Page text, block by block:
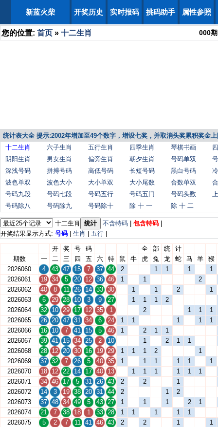
新蓝火柴 开奖历史 实时报码 挑码助手 属性参照
您的位置: 首页 » 十二生肖 000期
统计表大全 提示:2002年增加至49个数字，增设七奖，并取消头奖累积奖金
十二生肖
六子生肖 五行生肖 四季生肖 琴棋书画
阴阳生肖
男女生肖 偏旁生肖 朝夕生肖 号码单双
深浅号码
拼搏号码 高低号码 长短号码 黑白号码
波色单双
波色大小 大小单双 大小尾数 合数单双
号码九段
号码七段 号码五行 号码五门 号码头数
号码除八
号码除九 号码除十 除 十 一 除 十 二
十二生肖 统计 不含特码 包含特码
开奖结果显示方式: 号码 生肖 五行
开 奖 号 码 全 部 统
计
期数
一 二 三 四 五 六 特 鼠 牛 虎 兔 龙 蛇 马 羊
猴
2026060
4 43 47 15 7 37 44 2 1 1 1
1
2026061
19 34 5 20 12 36 46 1 1
2
2026062
40 8 11 26 14 33 30 1 1 2
1
2026063
6 29 28 10 3 9 27 1 1 1
2
2026064
32 10 29 17 12 35 1 2 1 1
1
2026065
26 20 47 31 34 6 24 1 1 1 1
1
2026066
16 10 7 41 15 5 46 1 2 1
1
2026067
39 41 15 34 25 2 10 1 2 1
1
2026068
28 12 20 30 16 19 29 1 1 1 2
1
2026069
37 32 7 26 5 40 35 1 1 1 1 1
1
2026070
18 12 22 14 17 40 13 1 1 1 1 1
1
2026071
34 46 17 5 31 26 43 2 2
1
2026072
14 3 19 38 20 31 44 2 1
2
2026073
37 48 34 49 5 43 27 1 1 1 2
1
2026074
21 7 38 18 1 33 28 1 1 1 1
1
2026075
5 2 7 11 41 46 43 2 2 1
1